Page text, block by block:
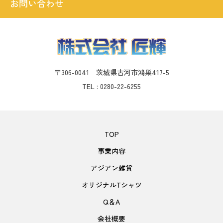
お問い合わせ
〒306-0041 茨城県古河市鴻巣417-5
TEL : 0280-22-6255
TOP
事業内容
アジアン雑貨
オリジナルTシャツ
Q＆A
会社概要